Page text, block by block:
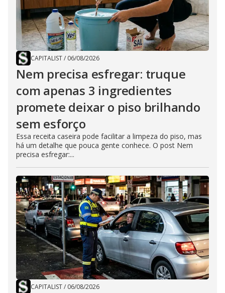
CAPITALIST/ 06/08/2026
Nem precisa esfregar: truque
com apenas 3 ingredientes
promete deixar o piso brilhando
sem esforço
Essa receita caseira pode facilitar a limpeza do piso, mas
há um detalhe que pouca gente conhece. O post Nem
precisa esfregar:...
CAPITALIST/ 06/08/2026